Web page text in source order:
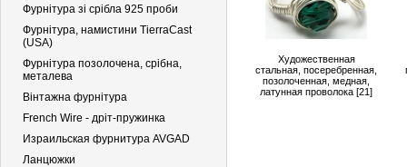
Фурнітура зі срібла 925 проби
Фурнітура, намистини TierraCast
(USA)
Фурнітура позолочена, срібна,
металева
Вiнтажна фурнiтура
French Wire - дріт-пружинка
Израильская фурнитура AVGAD
Ланцюжки
Художественная
стальная, посеребренная,
позолоченная, медная,
латунная проволока [21]